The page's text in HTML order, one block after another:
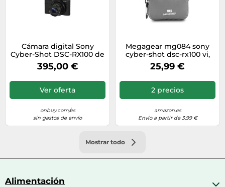
Cámara digital Sony
Cyber-Shot DSC-RX100 de
20,1 MP - Negra
395,00 €
Ver oferta
onbuy.com/es
sin gastos de envío
Megagear mg084 sony
cyber-shot dsc-rx100 vi,
dsc-rx100 v, dsc-rx100 iv,
dsc-rx100 iii, dsc-rx100 ii
ligero, de neopreno, con
mosquetón - gris.
25,99 €
2 precios
amazon.es
Envío a partir de 3,99 €
Mostrar todo
Alimentación